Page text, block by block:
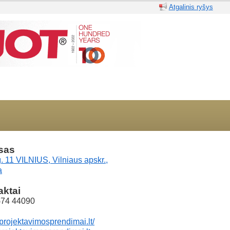
Atgalinis ryšys
11 VILNIUS, Vilniaus apskr.,
44090